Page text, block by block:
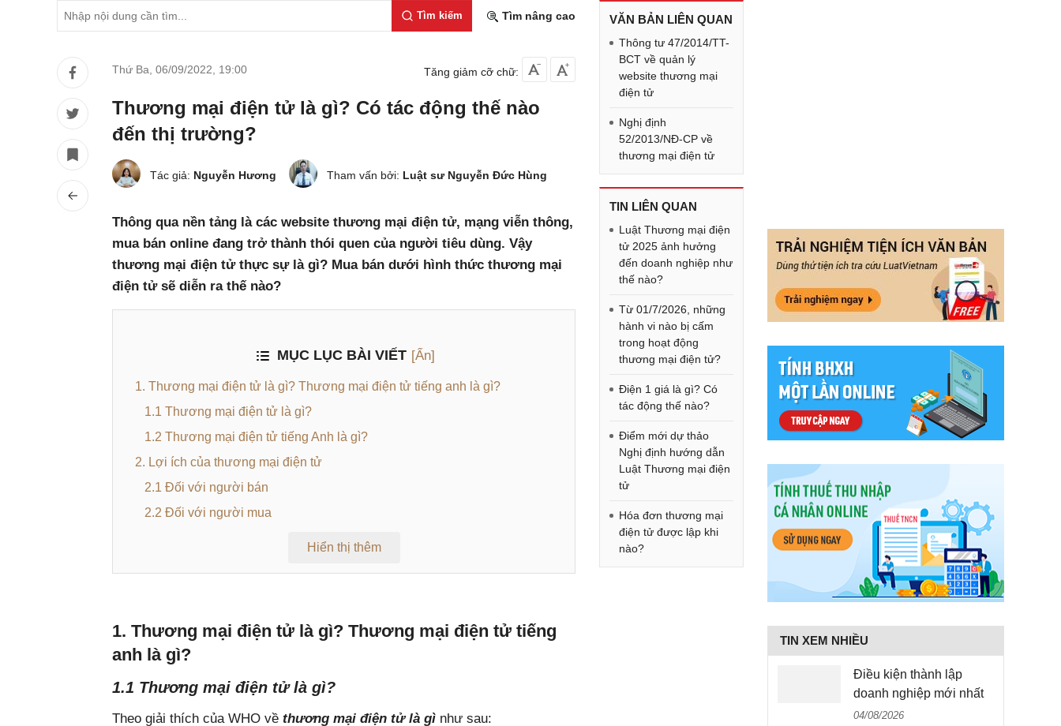
Tìm kiếm Tìm nâng cao
Thứ Ba, 06/09/2022 19:00 Tăng giảm cỡ chữ:
Thương mại điện tử là gì? Có tác động thế nào
đến thị trường?
Tác giả: Nguyễn Hương Tham vấn bởi: Luật sư Nguyễn Đức Hùng
Thông qua nền tảng là các website thương mại điện tử, mạng viễn thông,
mua bán online đang trở thành thói quen của người tiêu dùng. Vậy
thương mại điện tử thực sự là gì? Mua bán dưới hình thức thương mại
điện tử sẽ diễn ra thế nào?
MỤC LỤC BÀI VIẾT [Ẩn]
1. Thương mại điện tử là gì? Thương mại điện tử tiếng anh là gì?
1.1 Thương mại điện tử là gì?
1.2 Thương mại điện tử tiếng Anh là gì?
2. Lợi ích của thương mại điện tử
2.1 Đối với người bán
2.2 Đối với người mua
Hiển thị thêm
1. Thương mại điện tử là gì? Thương mại điện tử tiếng
anh là gì?
1.1 Thương mại điện tử là gì?
Theo giải thích của WHO về thương mại điện tử là gì như sau:
VĂN BẢN LIÊN QUAN
Thông tư 47/2014/TT-
BCT về quản lý
website thương mại
điện tử
Nghị định
52/2013/NĐ-CP về
thương mại điện tử
TIN LIÊN QUAN
Luật Thương mại điện
tử 2025 ảnh hưởng
đến doanh nghiệp như
thế nào?
Từ 01/7/2026, những
hành vi nào bị cấm
trong hoạt động
thương mại điện tử?
Điện 1 giá là gì? Có
tác động thế nào?
Điểm mới dự thảo
Nghị định hướng dẫn
Luật Thương mại điện
tử
Hóa đơn thương mại
điện tử được lập khi
nào?
TIN XEM NHIỀU
Điều kiện thành lập
doanh nghiệp mới nhất
04/08/2026